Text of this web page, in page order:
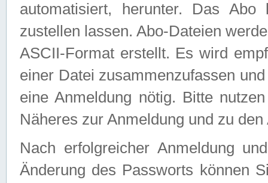
automatisiert, herunter. Das
zustellen lassen. Abo-Dateien
ASCII-Format erstellt. Es wird
einer Datei zusammenzufassen
eine Anmeldung nötig. Bitte
Näheres zur Anmeldung und zu
Nach erfolgreicher Anmeldung
Änderung des Passworts können